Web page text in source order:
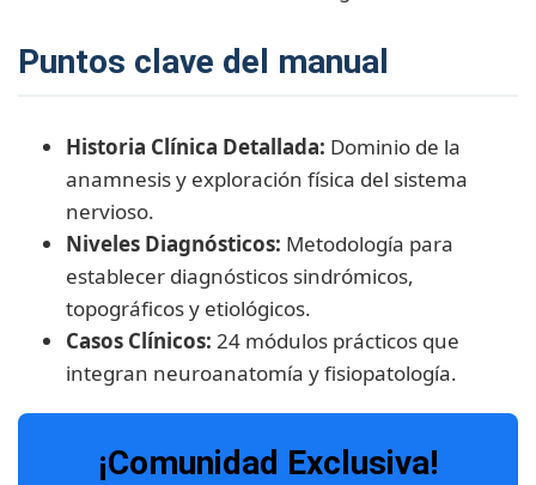
Puntos clave del manual
Historia Clínica Detallada: Dominio de la
anamnesis y exploración física del sistema
nervioso.
Niveles Diagnósticos: Metodología para
establecer diagnósticos sindrómicos,
topográficos y etiológicos.
Casos Clínicos: 24 módulos prácticos que
integran neuroanatomía y fisiopatología.
¡Comunidad Exclusiva!